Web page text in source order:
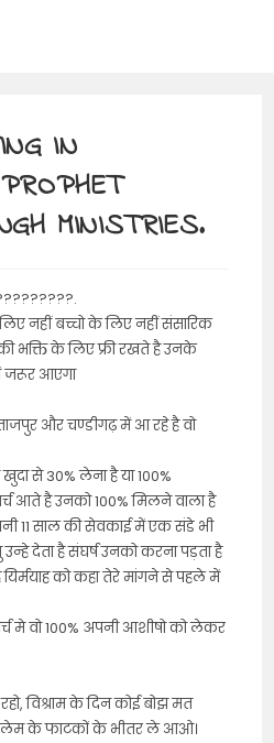
IN
MINISTRIES.
नहीं बच्चो के लिए नहीं संसारिक
भक्ति के लिए फ्री रखते है उनके
जरूर आएगा
और चण्डीगढ़ में आ रहे है वो
से 30% लेना है या 100%
आते है उनको 100% मिलने वाला है
11 साल की सेवकाई में एक संडे भी
उन्हे देता है संघर्ष उनको करना पड़ता है
यिर्मयाह को कहा तेरे मांगने से पहले में
मे वो 100% अपनी आशीषो को लेकर
विश्राम के दिन कोई बोझ मत
के फाटकों के भीतर ले आओ।